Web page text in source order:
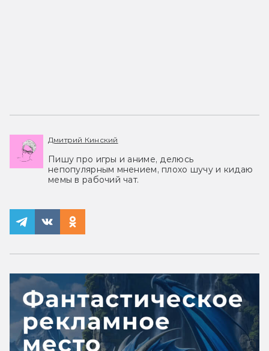
Дмитрий Кинский
Пишу про игры и аниме, делюсь
непопулярным мнением, плохо шучу и кидаю
мемы в рабочий чат.